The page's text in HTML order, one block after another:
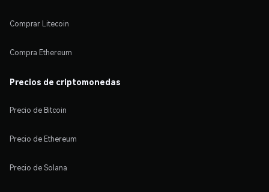
Comprar Litecoin
Compra Ethereum
Precios de criptomonedas
Precio de Bitcoin
Precio de Ethereum
Precio de Solana